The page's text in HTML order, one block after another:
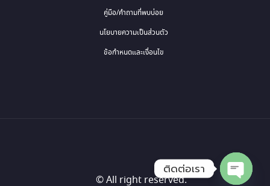
คู่มือ/คำถามที่พบบ่อย
นโยบายความเป็นส่วนตัว
ข้อกำหนดและเงื่อนไข
© All right reserved.
ติดต่อเรา